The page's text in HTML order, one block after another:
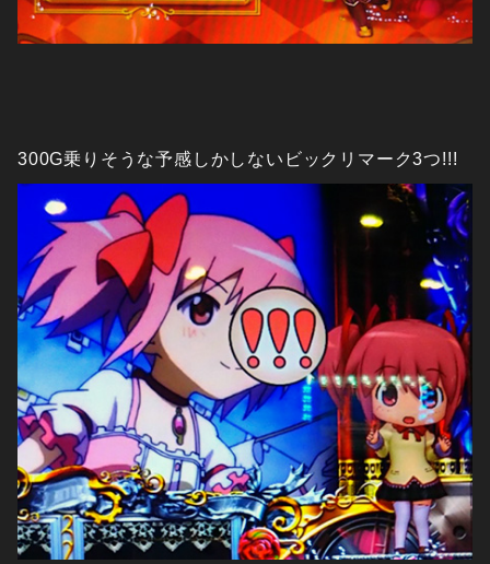
300G乗りそうな予感しかしないビックリマーク3つ!!!